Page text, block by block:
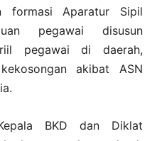
formasi Aparatur Sipil
pegawai disusun
pegawai di daerah,
akibat ASN
BKD dan Diklat